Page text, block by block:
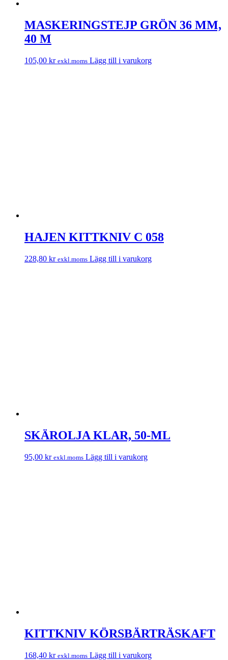
MASKERINGSTEJP GRÖN 36 MM,
40 M
105,00 kr exkl.moms Lägg till i varukorg
HAJEN KITTKNIV C 058
228,80 kr exkl.moms Lägg till i varukorg
SKÄROLJA KLAR, 50-ML
95,00 kr exkl.moms Lägg till i varukorg
KITTKNIV KÖRSBÄRTRÄSKAFT
168,40 kr exkl.moms Lägg till i varukorg